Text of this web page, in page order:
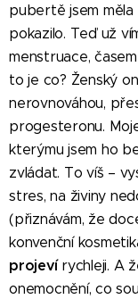
pubertě jsem
pokazilo. Teď už
menstruace,
to je co? Ženský
nerovnováhou,
progesteronu.
kterýmu jsem ho
zvládat. To víš –
stres, na živiny
(přiznávám, že
konvenční
projeví rychleji. A
onemocnění, co